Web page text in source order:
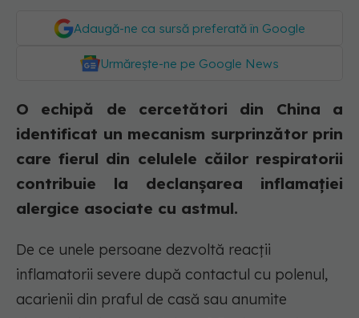
Adaugă-ne ca sursă preferată în Google
Urmărește-ne pe Google News
O echipă de cercetători din China a
identificat un mecanism surprinzător prin
care fierul din celulele căilor respiratorii
contribuie la declanșarea inflamației
alergice asociate cu astmul.
De ce unele persoane dezvoltă reacții
inflamatorii severe după contactul cu polenul,
acarienii din praful de casă sau anumite